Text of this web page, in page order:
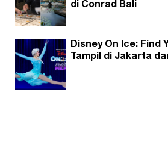
di Conrad Bali
Disney On Ice: Find
Tampil di Jakarta